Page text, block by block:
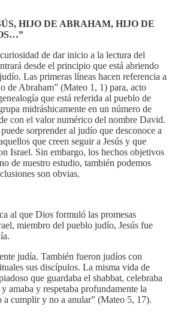
HIJO DE ABRAHAM, HIJO DE
de dar inicio a la lectura del
desde el principio que está abriendo
Las primeras líneas hacen referencia a
de Abraham” (Mateo 1, 1) para, acto
que está referida al pueblo de
midráshicamente en un número de
con el valor numérico del nombre David.
sorprender al judío que desconoce a
que creen seguir a Jesús y que
Israel. Sin embargo, los hechos objetivos
de nuestro estudio, también podemos
son obvias.
al que Dios formuló las promesas
miembro del pueblo judío, Jesús fue
judía. También fueron judíos con
sus discípulos. La misma vida de
que guardaba el shabbat, celebraba
amaba y respetaba profundamente la
a cumplir y no a anular” (Mateo 5, 17).